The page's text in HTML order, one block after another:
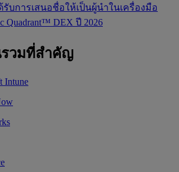
ด้รับการเสนอชื่อให้เป็นผู้นำในเครื่องมือ
Quadrant™ DEX ปี 2026
วมที่สำคัญ
Intune